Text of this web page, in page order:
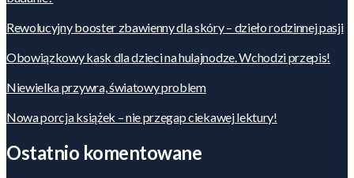
Rewolucyjny booster zbawienny dla skóry – dzieło rodzinnej pasji
Obowiązkowy kask dla dzieci na hulajnodze. Wchodzi przepis!
Niewielka przywra, światowy problem
Nowa porcja książek – nie przegap ciekawej lektury!
Ostatnio komentowane